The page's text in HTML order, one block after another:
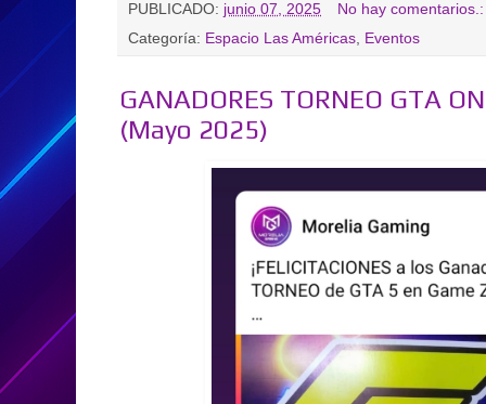
PUBLICADO: junio 07, 2025
No hay
Categoría: Espacio Las Américas Eventos
GANADORES TORNEO GTA
(Mayo 2025)